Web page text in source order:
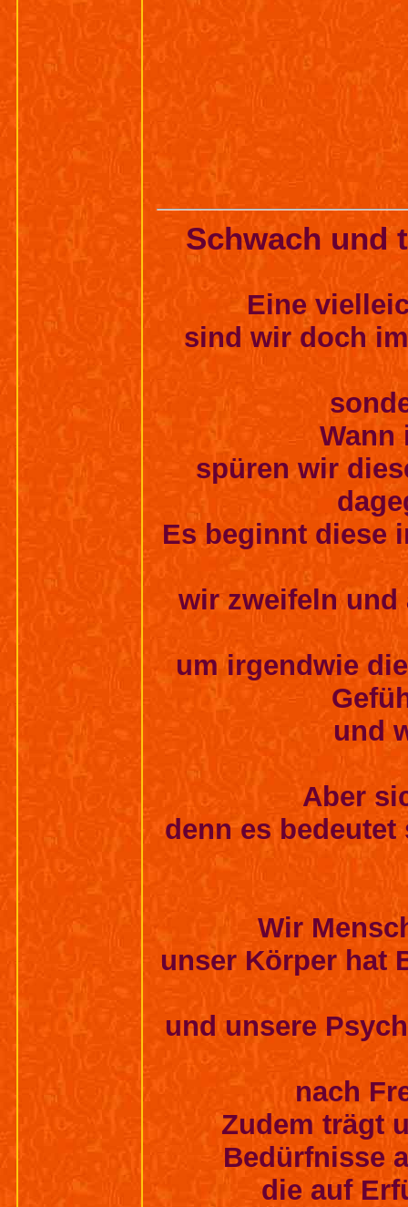
Schwach und
Eine
sind wir doch
Wann
spüren wir
Es beginnt diese
wir zweifeln und
um irgendwie
und
Aber
denn es
Wir
unser Körper hat
und unsere
nach
Zudem trägt
Bedürfnisse
die auf